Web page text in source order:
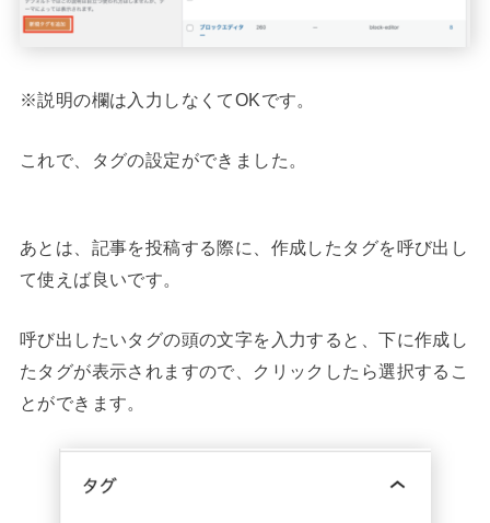
※説明の欄は入力しなくてOKです。
これで、タグの設定ができました。
あとは、記事を投稿する際に、作成したタグを呼び出し
て使えば良いです。
呼び出したいタグの頭の文字を入力すると、下に作成し
たタグが表示されますので、クリックしたら選択するこ
とができます。